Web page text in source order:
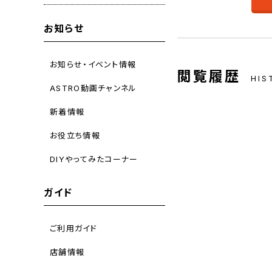
お知らせ
お知らせ・イベント情報
ASTRO動画チャンネル
新着情報
お役立ち情報
DIYやってみたコーナー
ガイド
ご利用ガイド
店舗情報
閲覧履歴